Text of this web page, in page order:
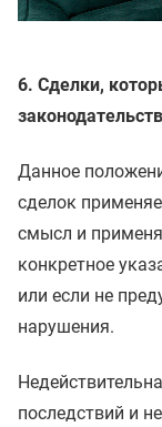
6. Сделки,
Данное
сделок
смысл и
конкретное
или если не
нарушения.
последствий и